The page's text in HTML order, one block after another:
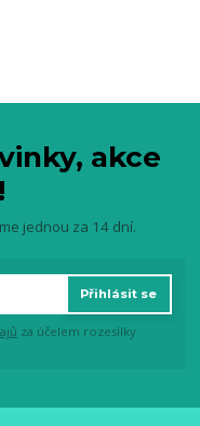
akce
jednou za 14 dní.
Přihlásit se
za účelem rozesílky